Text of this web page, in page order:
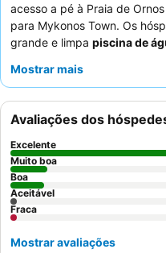
acesso a pé à Praia de
para Mykonos Town. Os
grande e limpa piscina de
consistentemente muitos
restaurante e do bar da
é um destaque particular.
considere pedir um quarto
Mostrar mais
Avaliações dos
Excelente
Muito boa
Boa
Aceitável
Fraca
Mostrar avaliações